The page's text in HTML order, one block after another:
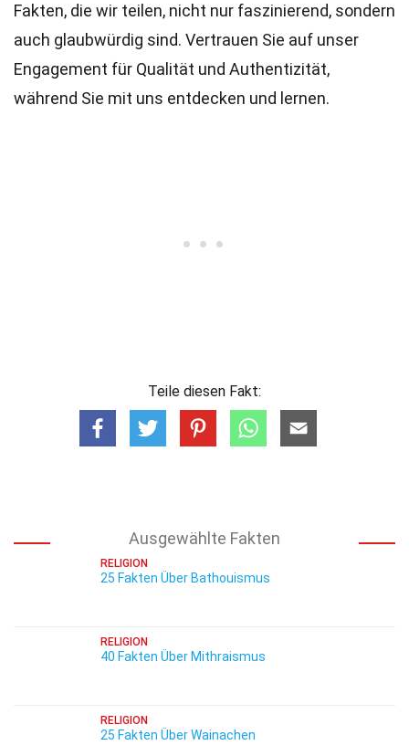
Fakten, die wir teilen, nicht nur faszinierend, sondern
auch glaubwürdig sind. Vertrauen Sie auf unser
Engagement für Qualität und Authentizität,
während Sie mit uns entdecken und lernen.
Teile diesen Fakt:
Ausgewählte Fakten
RELIGION
25 Fakten Über Bathouismus
RELIGION
40 Fakten Über Mithraismus
RELIGION
25 Fakten Über Wainachen